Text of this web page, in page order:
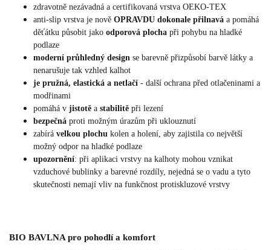
zdravotně nezávadná a certifikovaná vrstva OEKO-TEX
anti-slip vrstva je nově OPRAVDU dokonale přilnavá a pomáhá
děťátku působit jako odporová plocha při pohybu na hladké
podlaze
moderní průhledný design se barevně přizpůsobí barvě látky a
nenarušuje tak vzhled kalhot
je pružná, elastická a netlačí - další ochrana před otlačeninami a
modřinami
pomáhá v jistotě a stabilitě při lezení
bezpečná proti možným úrazům při uklouznutí
zabírá velkou plochu kolen a holení, aby zajistila co největší
možný odpor na hladké podlaze
upozornění: při aplikaci vrstvy na kalhoty mohou vznikat
vzduchové bublinky a barevné rozdíly, nejedná se o vadu a tyto
skutečnosti nemají vliv na funkčnost protiskluzové vrstvy
BIO BAVLNA pro pohodlí a komfort